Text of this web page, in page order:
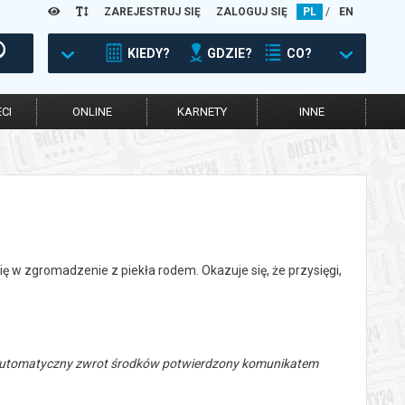
ZAREJESTRUJ SIĘ ZALOGUJ SIĘ PL / EN
KIEDY? GDZIE? CO?
ONLINE KARNETY INNE
zgromadzenie z piekła rodem. Okazuje się, że przysięgi,
zwrot środków potwierdzony komunikatem